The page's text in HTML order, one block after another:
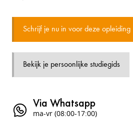
Schrijf je nu in voor deze opleiding
Bekijk je persoonlijke studiegids
Via Whatsapp
ma-vr (08:00-17:00)